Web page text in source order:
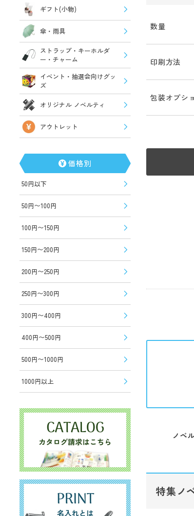
ギフト(小物)
傘・雨具
ストラップ・キーホルダ
ー・チャーム
イベント・抽選会向けグッ
ズ
オリジナル ノベルティ
アウトレット
価格別
50円以下
50円〜100円
100円〜150円
150円〜200円
200円〜250円
250円〜300円
300円〜400円
400円〜500円
500円〜1000円
1000円以上
数量
印刷方法
包装オプシ
ノベ
特集ノ